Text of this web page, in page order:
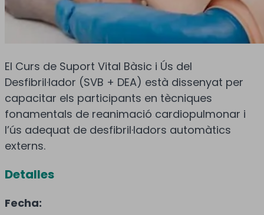
El Curs de Suport Vital Bàsic i Ús del
Desfibril·lador (SVB + DEA) està dissenyat per
capacitar els participants en tècniques
fonamentals de reanimació cardiopulmonar i
l’ús adequat de desfibril·ladors automàtics
externs.
Detalles
Fecha: